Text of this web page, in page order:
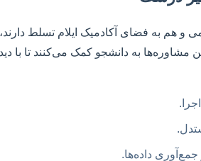
و هم به فضای آکادمیک ایلام تسلط
به دانشجو کمک می‌کنند تا با
داده‌ها.